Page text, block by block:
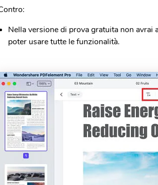
Nella versione di prova gratuita non avrai
poter usare tutte le funzionalità.